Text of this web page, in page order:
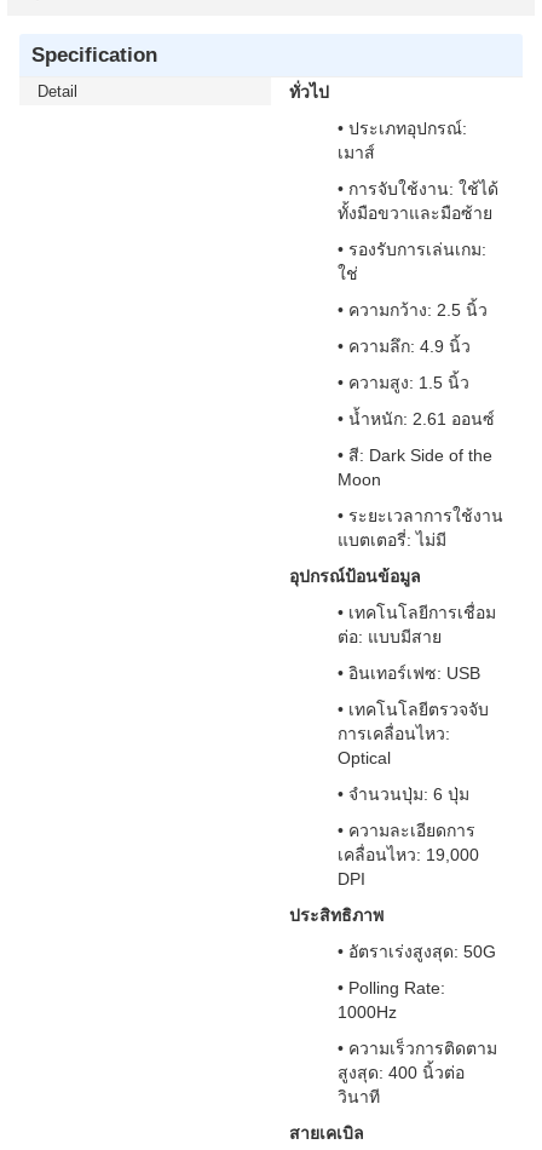
Specification
Detail
ทั่วไป
• ประเภทอุปกรณ์:
เมาส์
• การจับใช้งาน: ใช้ได้
ทั้งมือขวาและมือซ้าย
• รองรับการเล่นเกม:
ใช่
• ความกว้าง: 2.5 นิ้ว
• ความลึก: 4.9 นิ้ว
• ความสูง: 1.5 นิ้ว
• น้ำหนัก: 2.61 ออนซ์
• สี: Dark Side of the
Moon
• ระยะเวลาการใช้งาน
แบตเตอรี่: ไม่มี
อุปกรณ์ป้อนข้อมูล
• เทคโนโลยีการเชื่อม
ต่อ: แบบมีสาย
• อินเทอร์เฟซ: USB
• เทคโนโลยีตรวจจับ
การเคลื่อนไหว:
Optical
• จำนวนปุ่ม: 6 ปุ่ม
• ความละเอียดการ
เคลื่อนไหว: 19,000
DPI
ประสิทธิภาพ
• อัตราเร่งสูงสุด: 50G
• Polling Rate:
1000Hz
• ความเร็วการติดตาม
สูงสุด: 400 นิ้วต่อ
วินาที
สายเคเบิล